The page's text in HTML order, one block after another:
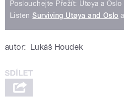
Poslouchejte Přežít: Utøya a
ListenSurviving Utøya and Oslo
autor: Lukáš Houdek